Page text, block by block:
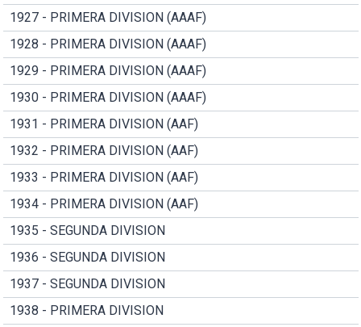
1927 - PRIMERA DIVISION (AAAF)
1928 - PRIMERA DIVISION (AAAF)
1929 - PRIMERA DIVISION (AAAF)
1930 - PRIMERA DIVISION (AAAF)
1931 - PRIMERA DIVISION (AAF)
1932 - PRIMERA DIVISION (AAF)
1933 - PRIMERA DIVISION (AAF)
1934 - PRIMERA DIVISION (AAF)
1935 - SEGUNDA DIVISION
1936 - SEGUNDA DIVISION
1937 - SEGUNDA DIVISION
1938 - PRIMERA DIVISION